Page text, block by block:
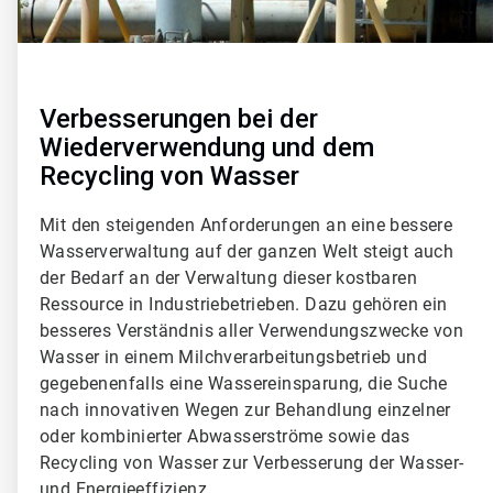
2
v
Verbesserungen bei der
Wiederverwendung und dem
Recycling von Wasser
Mit den steigenden Anforderungen an eine bessere
Wasserverwaltung auf der ganzen Welt steigt auch
der Bedarf an der Verwaltung dieser kostbaren
Ressource in Industriebetrieben. Dazu gehören ein
besseres Verständnis aller Verwendungszwecke von
Wasser in einem Milchverarbeitungsbetrieb und
gegebenenfalls eine Wassereinsparung, die Suche
nach innovativen Wegen zur Behandlung einzelner
oder kombinierter Abwasserströme sowie das
Recycling von Wasser zur Verbesserung der Wasser-